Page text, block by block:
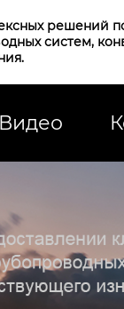
решений
систем,
Видео